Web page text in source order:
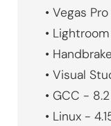
• Vegas Pro
•
•
• Visual
• GCC - 8.2
• Linux -